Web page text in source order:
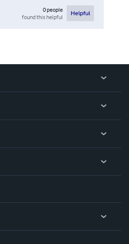
0people
found this helpful
Helpful